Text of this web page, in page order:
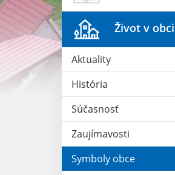
Život v obci
Aktuality
História
Súčasnosť
Zaujímavosti
Symboly obce